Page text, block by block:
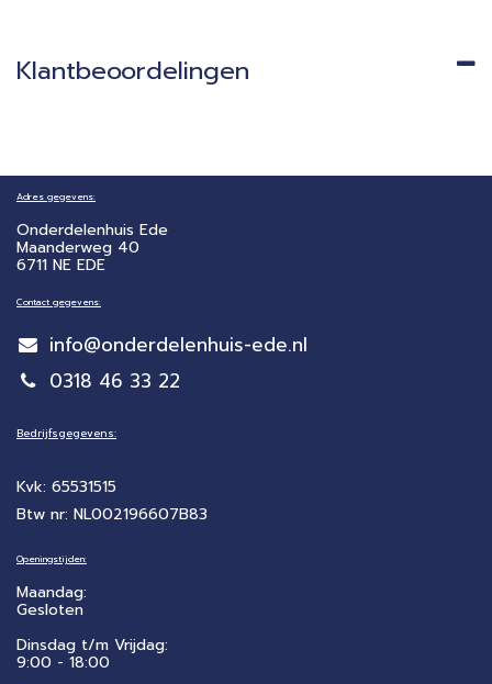
Klantbeoordelingen
Adres gegevens:
Onderdelenhuis Ede
Maanderweg 40
6711 NE EDE
Contact gegevens:
info@onderdelenhuis-ede.nl
0318 46 33 22
Bedrijfsgegevens:
Kvk: 65531515
Btw nr: NL002196607B83
Openingstijden:
Maandag:
Gesloten
Dinsdag t/m Vrijdag:
9:00 - 18:00